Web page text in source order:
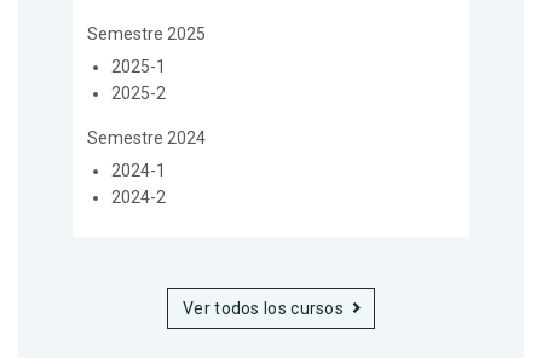
Semestre 2025
2025-1
2025-2
Semestre 2024
2024-1
2024-2
Ver todos los cursos